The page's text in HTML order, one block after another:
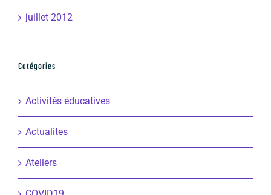
juillet 2012
Catégories
Activités éducatives
Actualites
Ateliers